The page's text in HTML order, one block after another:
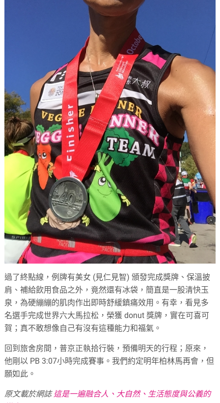
過了終點線，例牌有美女 (見仁見智) 頒發完成獎牌、保溫披
肩、補給飲用食品之外，竟然還有冰袋，簡直是一股清快玉
泉，為硬繃繃的肌肉作出即時舒緩鎮痛效用。有幸，看見多
名選手完成世界六大馬拉松，榮獲 donut 獎牌，實在可喜可
賀；真不敢想像自己有沒有這種能力和福氣。
回到旅舍房間，普京正執拾行裝，預備明天的行程；原來，
他剛以 PB 3:07小時完成賽事。我們約定明年柏林馬再會，但
願如此。
原文載於網誌這是一遍融合人、大自然、生活態度與公義的